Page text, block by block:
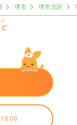
堺市 堺市北区